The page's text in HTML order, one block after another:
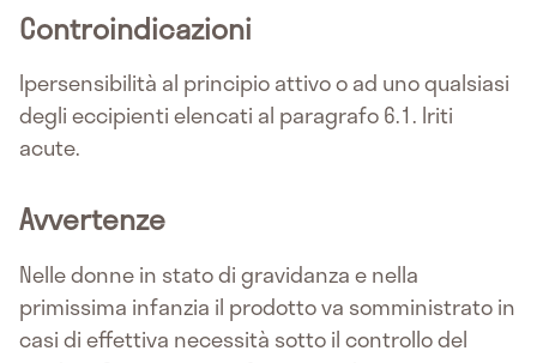
Controindicazioni
Ipersensibilità al principio attivo o ad uno qualsiasi
degli eccipienti elencati al paragrafo 6.1. Iriti
acute.
Avvertenze
Nelle donne in stato di gravidanza e nella
primissima infanzia il prodotto va somministrato in
casi di effettiva necessità sotto il controllo del